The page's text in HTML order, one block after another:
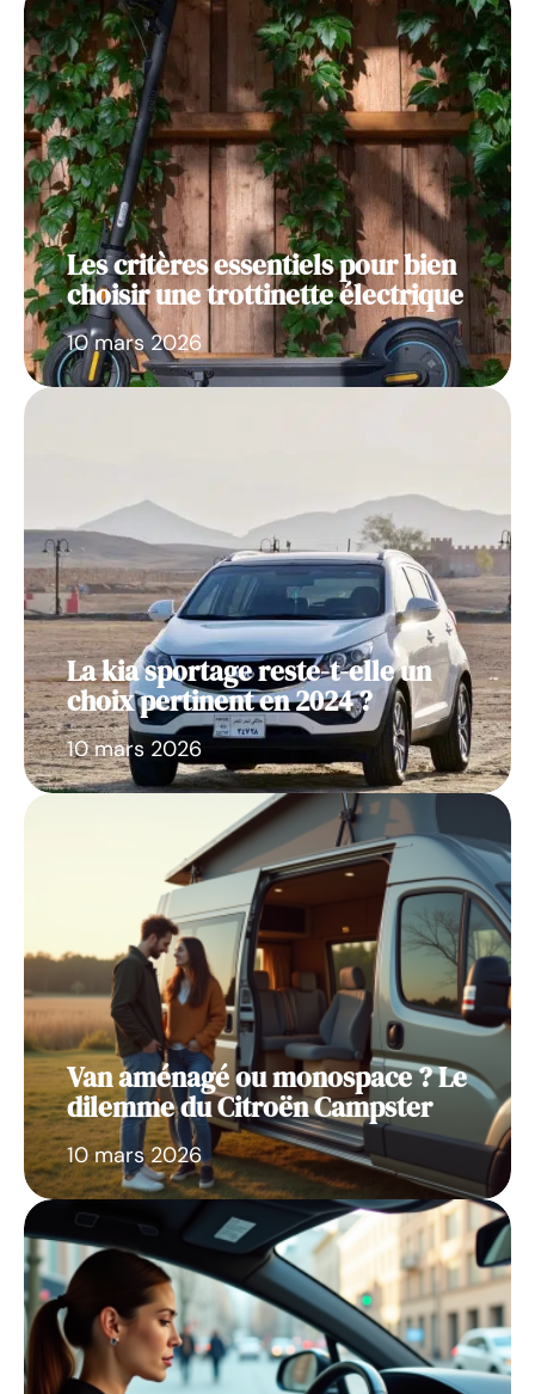
Les critères essentiels pour bien
choisir une trottinette électrique
10 mars 2026
La kia sportage reste-t-elle un
choix pertinent en 2024 ?
10 mars 2026
Van aménagé ou monospace ? Le
dilemme du Citroën Campster
10 mars 2026